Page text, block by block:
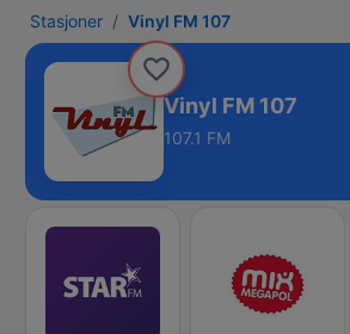
Stasjoner Vinyl FM 107
Vinyl FM 107
107.1 FM